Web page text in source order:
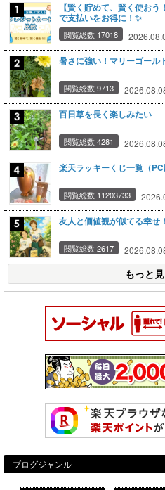
【賢く貯めて、賢く使お
で支払いをお得に！✨
閲覧総数 17018
暑さに強い！マリーゴール
閲覧総数 9713
百日草を長く楽しみたい
閲覧総数 4281
楽天ラッキーくじ一覧（PC
閲覧総数 11203733
友人と価値観が似てる幸せ！
閲覧総数 2617
もっと
ブログジャンル